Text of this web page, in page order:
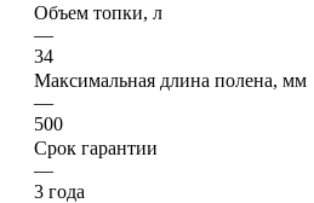
Объем топки, л
—
34
Максимальная длина полена, мм
—
500
Срок гарантии
—
3 года